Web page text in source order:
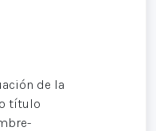
de la
título